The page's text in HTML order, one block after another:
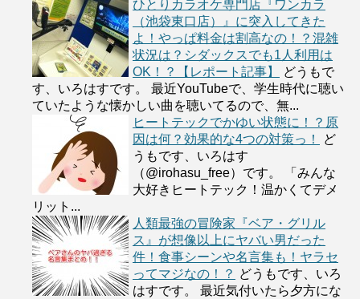
ひとりカラオケ専門店『ワンカラ
（池袋東口店）』に突入してきた
よ！やっぱ料金は割高なの！？混雑
状況は？シダックスでも1人利用は
OK！？【レポート記事】
どうもで
す、いろはすです。 最近YouTubeで、学生時代に聴い
ていたような懐かしい曲を聴いてるので、無...
ヒートテックでかゆい状態に！？原
因は何？効果的な4つの対策っ！
ど
うもです、いろはす
（@irohasu_free）です。 「みんな
大好きヒートテック！温かくてデメ
リット...
人類最強の冒険家『ベア・グリル
ス』が想像以上にヤバい男だった
件！食事シーンや名言集も！ヤラセ
ってマジなの！？ どうもです、いろ
はすです。 最近気付いたら夕方にな